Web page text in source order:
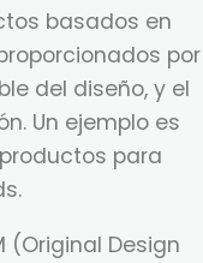
basados en
por
del diseño, y el
Un ejemplo es
para
(Original Design